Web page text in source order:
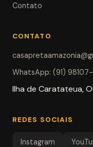
Contato
CONTATO
WhatsApp: (91)
Ilha de Caratateua,
REDES SOCIAIS
Instagram